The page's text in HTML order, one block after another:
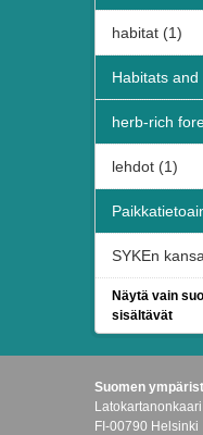
habitat (1)
Habitats
herb-rich
lehdot (1)
SYKEn
Näytä vain
sisältävät
Suomen
Latokartanonkaari
FI-00790 Helsinki